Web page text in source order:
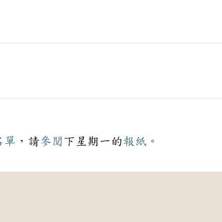
單 ，請參閱 下星期一的報紙 。